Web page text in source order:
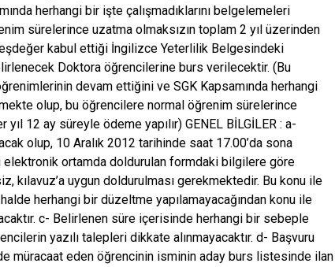
herhangi bir işte çalışmadıklarını belgelemeleri
sürelerince uzatma olmaksızın toplam 2 yıl üzerinden
eşdeğer kabul ettiği İngilizce Yeterlilik Belgesindeki
Doktora öğrencilerine burs verilecektir. (Bu
devam ettiğini ve SGK Kapsamında herhangi
olup, bu öğrencilere normal öğrenim sürelerince
12 ay süreyle ödeme yapılır) GENEL BİLGİLER : a-
olup, 10 Aralık 2012 tarihinde saat 17.00’da sona
ortamda doldurulan formdaki bilgilere göre
kılavuz’a uygun doldurulması gerekmektedir. Bu konu ile
herhangi bir düzeltme yapılamayacağından konu ile
c- Belirlenen süre içerisinde herhangi bir sebeple
yazılı talepleri dikkate alınmayacaktır. d- Başvuru
müracaat eden öğrencinin isminin aday burs listesinde ilan